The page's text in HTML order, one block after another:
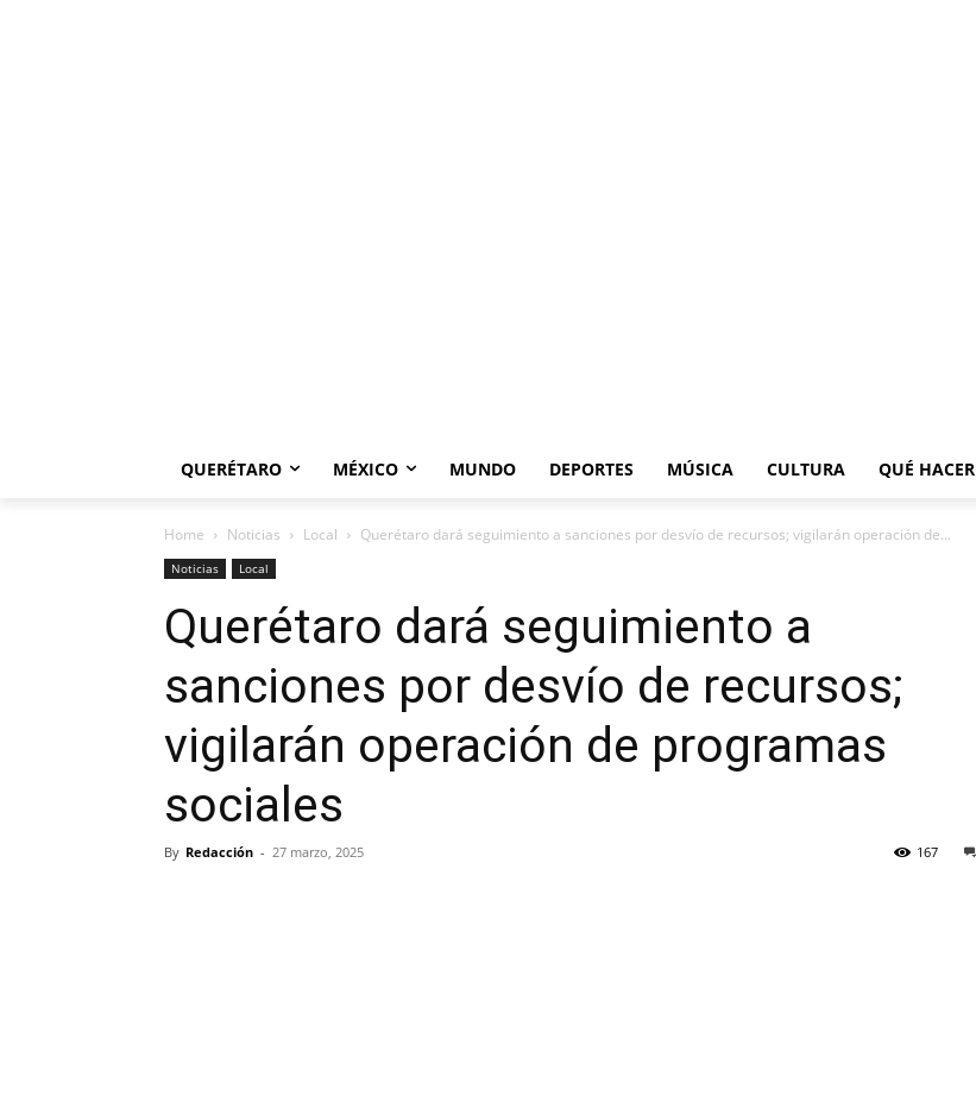
QUERÉTARO MÉXICO MUNDO DEPORTES MÚSICA CULTURA QUÉ HACER
Home Noticias Local Querétaro dará seguimiento a sanciones por desvío de recursos; vigilarán operación de...
Noticias Local
Querétaro dará seguimiento a
sanciones por desvío de recursos;
vigilarán operación de programas
sociales
By Redacción - 27 marzo, 2025 167